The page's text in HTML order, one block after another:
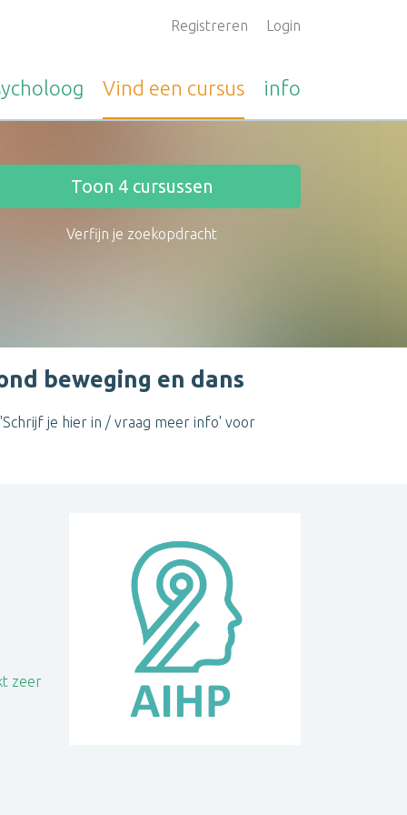
Registreren Login
Vind een cursus info
Toon 4 cursussen
Verfijn je zoekopdracht
beweging en dans
je hier in / vraag meer info' voor
zeer